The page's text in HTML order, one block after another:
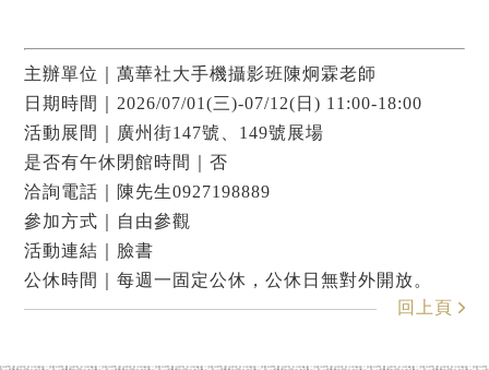
主辦單位｜萬華社大手機攝影班陳炯霖老師
日期時間｜2026/07/01(三)-07/12(日) 11:00-18:00
活動展間｜廣州街147號、149號展場
是否有午休閉館時間｜否
洽詢電話｜陳先生0927198889
參加方式｜自由參觀
活動連結｜ 臉書
公休時間｜每週一固定公休，公休日無對外開放。
回上頁